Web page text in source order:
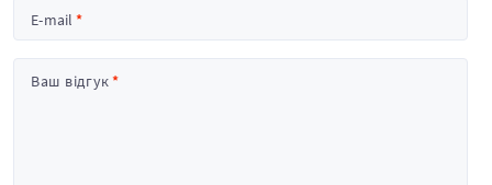
E-mail
Ваш відгук